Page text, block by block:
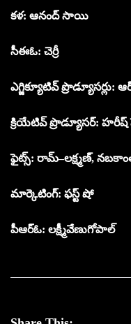
కళ: ఆనంద్ సాయి
సీఈఓ: చెర్రీ
ఎగ్జిక్యూటివ్ ప్రొడ్యూసర్లు:
క్రియేటివ్ ప్రొడ్యూసర్: హరీష్
ఫైట్స్: రామ్–లక్ష్మణ్,
మార్కెటింగ్: ఫస్ట్ షో
పీఆర్ఓ: లక్ష్మీవేణుగోపాల్